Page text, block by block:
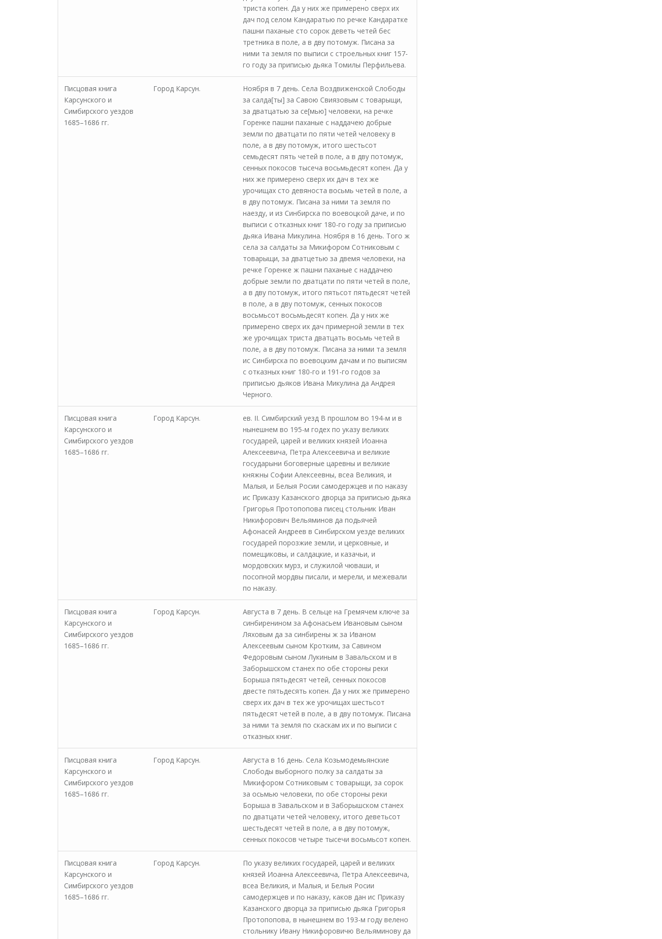
триста копен. Да у них же примерено сверх их
дач под селом Кандаратью по речке Кандаратке
пашни паханые сто сорок деветь четей бес
третника в поле, а в дву потомуж. Писана за
ними та земля по выписи с строельных книг 157-
го году за приписью дьяка Томилы Перфильева.
Писцовая книга
Карсунского и
Симбирского уездов
1685–1686 гг.
Город Карсун.
Ноября в 7 день. Села Воздвиженской Слободы
за салда[ты] за Савою Свиязовым с товарыщи,
за дватцатью за се[мью] человеки, на речке
Горенке пашни паханые с наддачею добрые
земли по дватцати по пяти четей человеку в
поле, а в дву потомуж, итого шестьсот
семьдесят пять четей в поле, а в дву потомуж,
сенных покосов тысеча восьмьдесят копен. Да у
них же примерено сверх их дач в тех же
урочищах сто девяноста восьмь четей в поле, а
в дву потомуж. Писана за ними та земля по
наезду, и из Синбирска по воевоцкой даче, и по
выписи с отказных книг 180-го году за приписью
дьяка Ивана Микулина. Ноября в 16 день. Того ж
села за салдаты за Микифором Сотниковым с
товарыщи, за дватцетью за двемя человеки, на
речке Горенке ж пашни паханые с наддачею
добрые земли по дватцати по пяти четей в поле,
а в дву потомуж, итого пятьсот пятьдесят четей
в поле, а в дву потомуж, сенных покосов
восьмьсот восьмьдесят копен. Да у них же
примерено сверх их дач примерной земли в тех
же урочищах триста дватцать восьмь четей в
поле, а в дву потомуж. Писана за ними та земля
ис Синбирска по воевоцким дачам и по выписям
с отказных книг 180-го и 191-го годов за
приписью дьяков Ивана Микулина да Андрея
Черного.
Писцовая книга
Карсунского и
Симбирского уездов
1685–1686 гг.
Город Карсун.
ев. II. Симбирский уезд В прошлом во 194-м и в
нынешнем во 195-м годех по указу великих
государей, царей и великих князей Иоанна
Алексеевича, Петра Алексеевича и великие
государыни боговерные царевны и великие
княжны Софии Алексеевны, всеа Великия, и
Малыя, и Белыя Росии самодержцев и по наказу
ис Приказу Казанского дворца за приписью дьяка
Григорья Протопопова писец стольник Иван
Никифорович Вельяминов да подьячей
Афонасей Андреев в Синбирском уезде великих
государей порозжие земли, и церковные, и
помещиковы, и салдацкие, и казачьи, и
мордовских мурз, и служилой чюваши, и
посопной мордвы писали, и мерели, и межевали
по наказу.
Писцовая книга
Карсунского и
Симбирского уездов
1685–1686 гг.
Город Карсун.
Августа в 7 день. В сельце на Гремячем ключе за
синбиренином за Афонасьем Ивановым сыном
Ляховым да за синбирены ж за Иваном
Алексеевым сыном Кротким, за Савином
Федоровым сыном Лукиным в Завальском и в
Заборышском станех по обе стороны реки
Борыша пятьдесят четей, сенных покосов
двесте пятьдесять копен. Да у них же примерено
сверх их дач в тех же урочищах шестьсот
пятьдесят четей в поле, а в дву потомуж. Писана
за ними та земля по скаскам их и по выписи с
отказных книг.
Писцовая книга
Карсунского и
Симбирского уездов
1685–1686 гг.
Город Карсун.
Августа в 16 день. Села Козьмодемьянские
Слободы выборного полку за салдаты за
Микифором Сотниковым с товарыщи, за сорок
за осьмью человеки, по обе стороны реки
Борыша в Завальском и в Заборышском станех
по дватцати четей человеку, итого деветьсот
шестьдесят четей в поле, а в дву потомуж,
сенных покосов четыре тысечи восьмьсот копен.
Писцовая книга
Карсунского и
Симбирского уездов
1685–1686 гг.
Город Карсун.
По указу великих государей, царей и великих
князей Иоанна Алексеевича, Петра Алексеевича,
всеа Великия, и Малыя, и Белыя Росии
самодержцев и по наказу, каков дан ис Приказу
Казанского дворца за приписью дьяка Григорья
Протопопова, в нынешнем во 193-м году велено
стольнику Ивану Никифоровичю Вельяминову да